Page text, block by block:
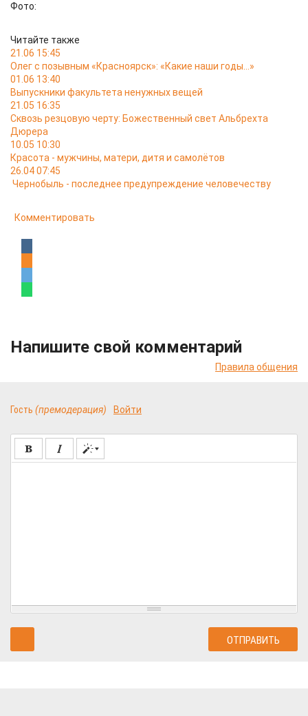
Фото:
Читайте также
21.06 15:45
Олег с позывным «Красноярск»: «Какие наши годы…»
01.06 13:40
Выпускники факультета ненужных вещей
21.05 16:35
Сквозь резцовую черту: Божественный свет Альбрехта
Дюрера
10.05 10:30
Красота - мужчины, матери, дитя и самолётов
26.04 07:45
Чернобыль - последнее предупреждение человечеству
Комментировать
Напишите свой комментарий
Правила общения
Гость (премодерация) Войти